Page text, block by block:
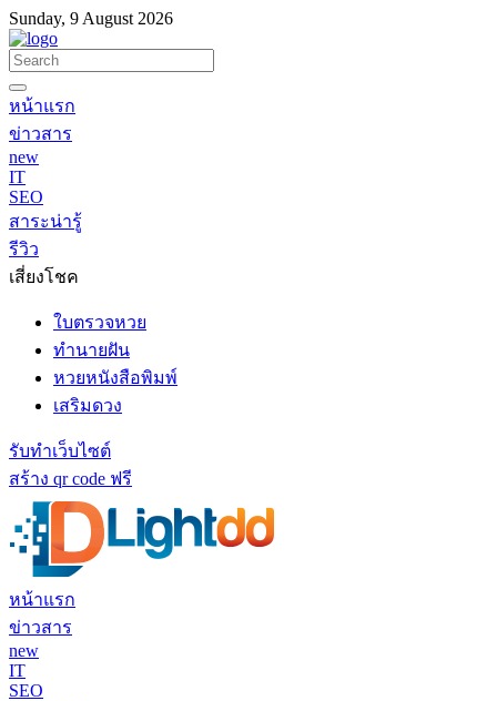
Sunday, 9 August 2026
หน้าแรก
ข่าวสาร
new
IT
SEO
สาระน่ารู้
รีวิว
เสี่ยงโชค
ใบตรวจหวย
ทำนายฝัน
หวยหนังสือพิมพ์
เสริมดวง
รับทำเว็บไซต์
สร้าง qr code ฟรี
หน้าแรก
ข่าวสาร
new
IT
SEO